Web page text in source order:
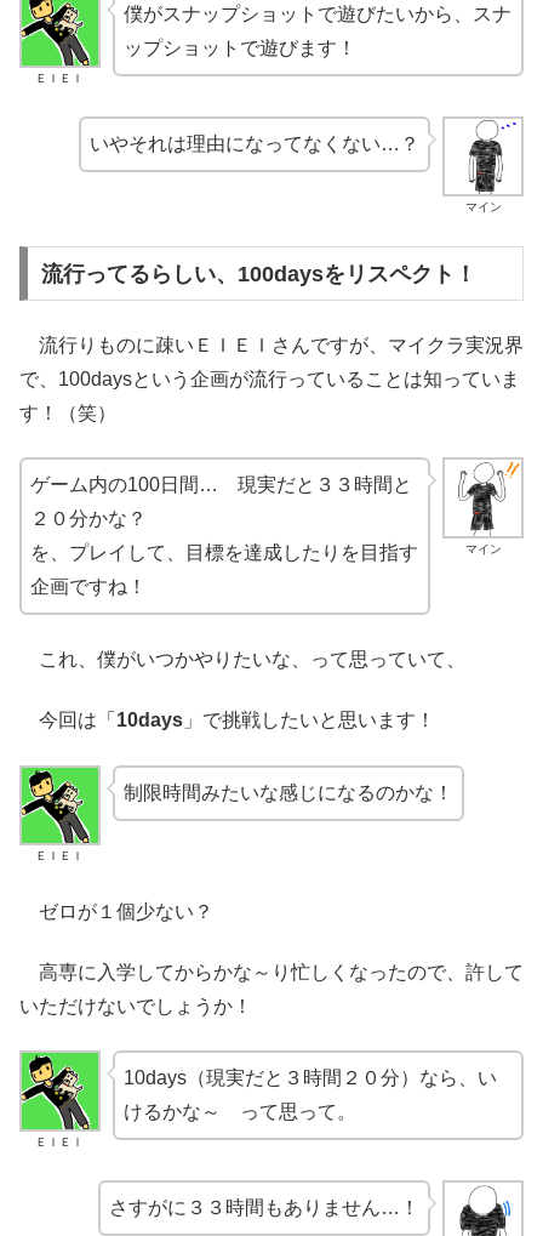
ＥＩＥＩ
僕がスナップショットで遊びたいから、スナ
ップショットで遊びます！
マイン
いやそれは理由になってなくない…？
流行ってるらしい、100daysをリスペクト！
流行りものに疎いＥＩＥＩさんですが、マイクラ実況界
で、100daysという企画が流行っていることは知っていま
す！（笑）
マイン
ゲーム内の100日間… 現実だと３３時間と
２０分かな？
を、プレイして、目標を達成したりを目指す
企画ですね！
これ、僕がいつかやりたいな、って思っていて、
今回は「 10days 」で挑戦したいと思います！
ＥＩＥＩ
制限時間みたいな感じになるのかな！
ゼロが１個少ない？
高専に入学してからかな～り忙しくなったので、許して
いただけないでしょうか！
ＥＩＥＩ
10days（現実だと３時間２０分）なら、い
けるかな～ って思って。
さすがに３３時間もありません…！